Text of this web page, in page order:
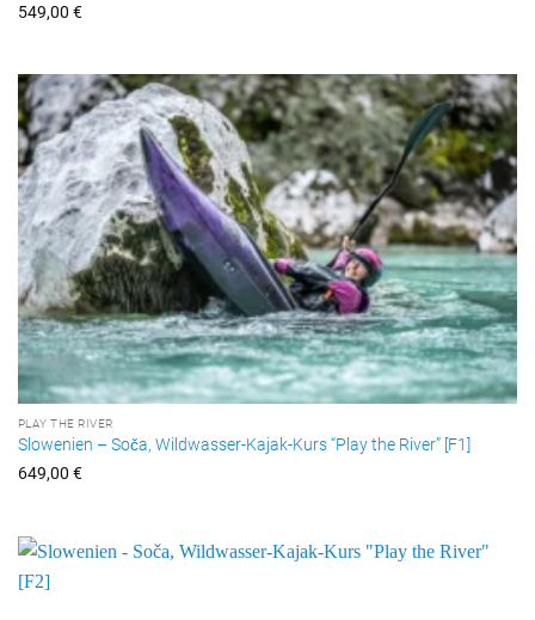
549,00 €
PLAY THE RIVER
Slowenien – Soča, Wildwasser-Kajak-Kurs “Play the River” [F1]
649,00 €